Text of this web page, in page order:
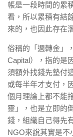
帳是一段時間的累
看，所以累積有結
來的，也因此存在
俗稱的「週轉金」
Capital），指的是
須額外找錢先墊付
或每半年才支付，
個月理論上都不能
靈」，也是立即的
錢，組織自己得先
NGO來說其實是不